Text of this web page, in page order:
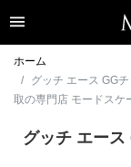
ホーム
グッチ エース GG
取の専門店 モードスケ
グッチ エー